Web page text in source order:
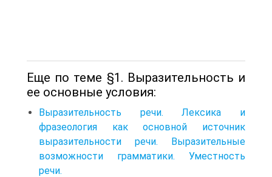
Еще по теме §1. Выразительность и
ее основные условия:
Выразительность речи. Лексика и
фразеология как основной источник
выразительности речи. Выразительные
возможности грамматики. Уместность
речи.